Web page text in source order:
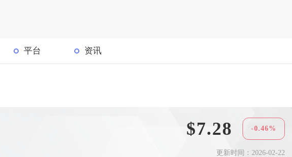
平台 资讯
$7.28 -0.46%
更新时间：2026-02-22